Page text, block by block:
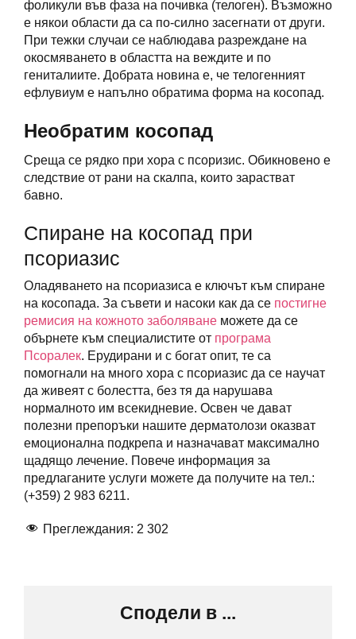
фоликули във фаза на почивка (телоген). Възможно
е някои области да са по-силно засегнати от други.
При тежки случаи се наблюдава разреждане на
окосмяването в областта на веждите и по
гениталиите. Добрата новина е, че телогенният
ефлувиум е напълно обратима форма на косопад.
Необратим косопад
Среща се рядко при хора с псоризис. Обикновено е
следствие от рани на скалпа, които зарастват
бавно.
Спиране на косопад при
псориазис
Оладяването на псориазиса е ключът към спиране
на косопада. За съвети и насоки как да се постигне
ремисия на кожното заболяване можете да се
обърнете към специалистите от програма
Псоралек. Ерудирани и с богат опит, те са
помогнали на много хора с псориазис да се научат
да живеят с болестта, без тя да нарушава
нормалното им всекидневие. Освен че дават
полезни препоръки нашите дерматолози оказват
емоционална подкрепа и назначават максимално
щадящо лечение. Повече информация за
предлаганите услуги можете да получите на тел.:
(+359) 2 983 6211.
Преглеждания: 2 302
Сподели в ...